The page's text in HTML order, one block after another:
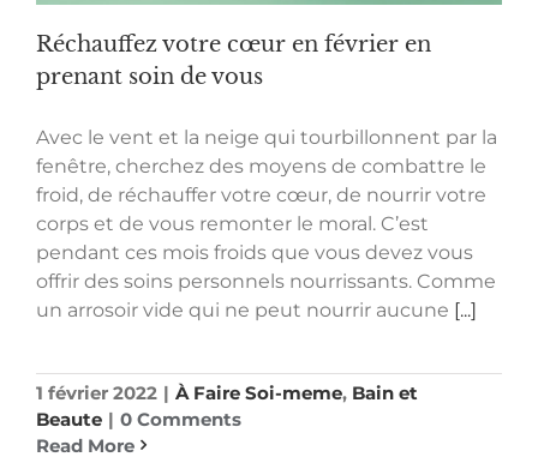
Réchauffez votre cœur en février en
prenant soin de vous
Avec le vent et la neige qui tourbillonnent par la
fenêtre, cherchez des moyens de combattre le
froid, de réchauffer votre cœur, de nourrir votre
corps et de vous remonter le moral. C’est
pendant ces mois froids que vous devez vous
offrir des soins personnels nourrissants. Comme
un arrosoir vide qui ne peut nourrir aucune [...]
1 février 2022 | À Faire Soi-meme, Bain et
Beaute | 0 Comments
Read More